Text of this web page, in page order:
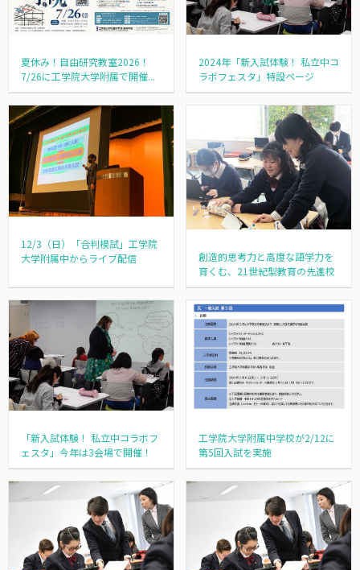
夏休み！自由研究教室2026！
7/26に工学院大学附属で開催...
2024年「新入試体験！ 私立中コ
ラボフェスタ」特設ページ
12/3（日）「合判模試」工学院
大学附属中からライブ配信
創造的思考力と高度な語学力を
育くむ、21世紀型教育の先進校
「新入試体験！ 私立中コラボフ
ェスタ」今年は3会場で開催！
工学院大学附属中学校が2/12に
第5回入試を実施